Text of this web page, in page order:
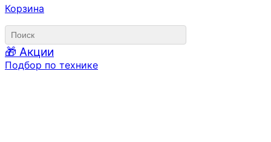
Корзина
🎁 Акции
Подбор по технике